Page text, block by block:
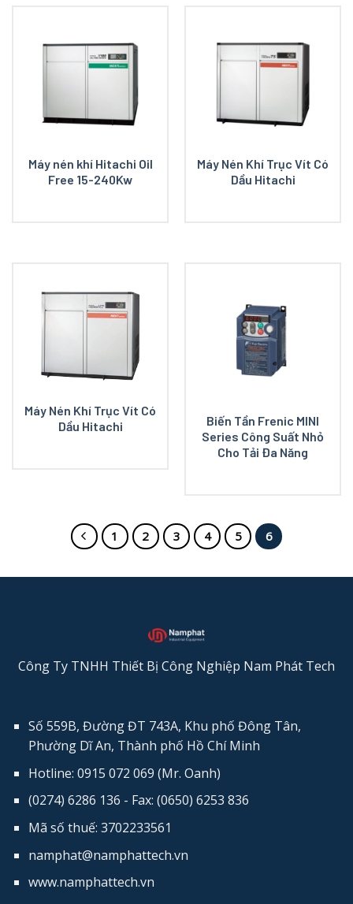
Máy nén khí Hitachi Oil
Free 15-240Kw
Máy Nén Khí Trục Vít Có
Dầu Hitachi
Máy Nén Khí Trục Vít Có
Dầu Hitachi
Biến Tần Frenic MINI
Series Công Suất Nhỏ
Cho Tải Đa Năng
1 2 3 4 5 6
Công Ty TNHH Thiết Bị Công Nghiệp Nam Phát Tech
Số 559B, Đường ĐT 743A, Khu phố Đông Tân,
Phường Dĩ An, Thành phố Hồ Chí Minh
Hotline: 0915 072 069 (Mr. Oanh)
(0274) 6286 136 - Fax: (0650) 6253​ 836
Mã số thuế: 3702233561
namphat@namphattech.vn
www.namphattech.vn